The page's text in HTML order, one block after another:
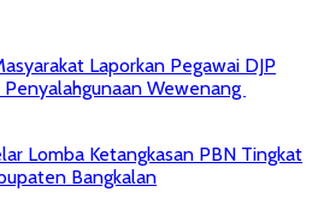
Laporkan Pegawai DJP
Penyalahgunaan Wewenang
Lomba Ketangkasan PBN Tingkat
Bangkalan